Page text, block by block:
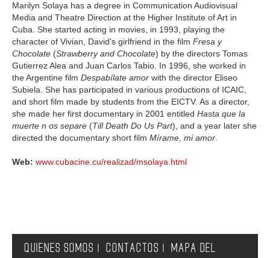
Marilyn Solaya has a degree in Communication Audiovisual
Media and Theatre Direction at the Higher Institute of Art in
Cuba. She started acting in movies, in 1993, playing the
character of Vivian, David's girlfriend in the film Fresa y
Chocolate (Strawberry and Chocolate) by the directors Tomas
Gutierrez Alea and Juan Carlos Tabio. In 1996, she worked in
the Argentine film Despabílate amor with the director Eliseo
Subiela. She has participated in various productions of ICAIC,
and short film made by students from the EICTV. As a director,
she made her first documentary in 2001 entitled Hasta que la
muerte n os separe (Till Death Do Us Part), and a year later she
directed the documentary short film Mírame, mi amor
Web: www.cubacine.cu/realizad/msolaya.html
QUIENES SOMOS CONTACTOS
MAPA DEL